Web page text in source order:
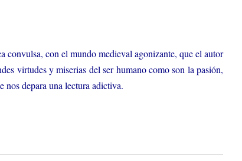
convulsa, con el mundo medieval agonizante, que el autor
virtudes y miserias del ser humano como son la pasión,
depara una lectura adictiva.